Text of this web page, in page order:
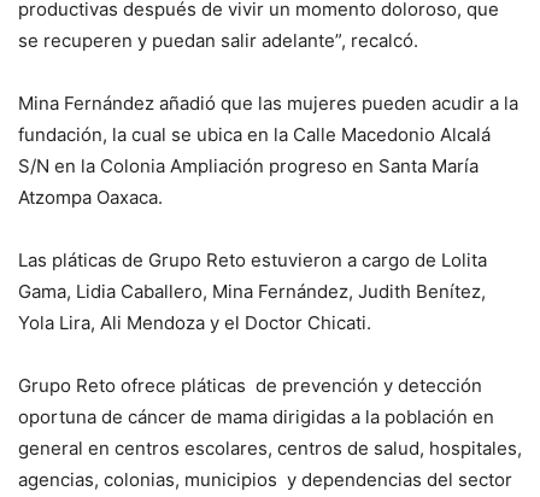
productivas después de vivir un momento doloroso, que
se recuperen y puedan salir adelante”, recalcó.
Mina Fernández añadió que las mujeres pueden acudir a la
fundación, la cual se ubica en la Calle Macedonio Alcalá
S/N en la Colonia Ampliación progreso en Santa María
Atzompa Oaxaca.
Las pláticas de Grupo Reto estuvieron a cargo de Lolita
Gama, Lidia Caballero, Mina Fernández, Judith Benítez,
Yola Lira, Ali Mendoza y el Doctor Chicati.
Grupo Reto ofrece pláticas de prevención y detección
oportuna de cáncer de mama dirigidas a la población en
general en centros escolares, centros de salud, hospitales,
agencias, colonias, municipios y dependencias del sector